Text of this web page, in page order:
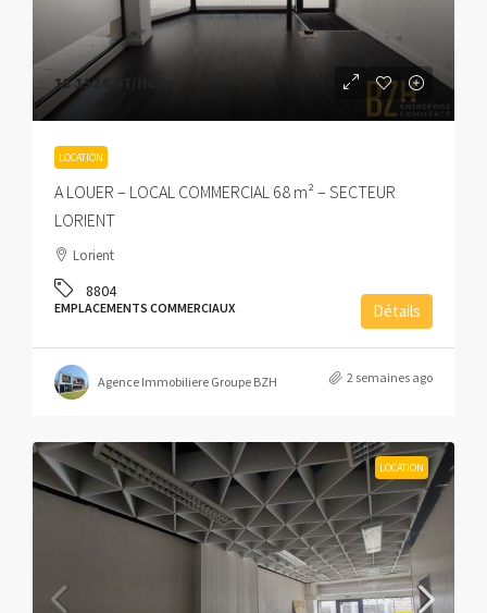
13 152€
LOCATION
A LOUER – LOCAL COMMERCIAL 68 m² – SECTEUR
LORIENT
Lorient
8804
EMPLACEMENTS COMMERCIAUX Détails
Agence Immobiliere Groupe BZH 2 semaines ago
LOCATION